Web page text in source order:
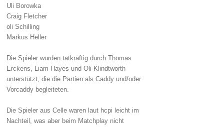
Uli Borowka
Craig Fletcher
oli Schilling
Markus Heller
Die Spieler wurden tatkräftig durch Thomas
Erckens, Liam Hayes und Oli Klindtworth
unterstützt, die die Partien als Caddy und/oder
Vorcaddy begleiteten.
Die Spieler aus Celle waren laut hcpi leicht im
Nachteil, was aber beim Matchplay nicht